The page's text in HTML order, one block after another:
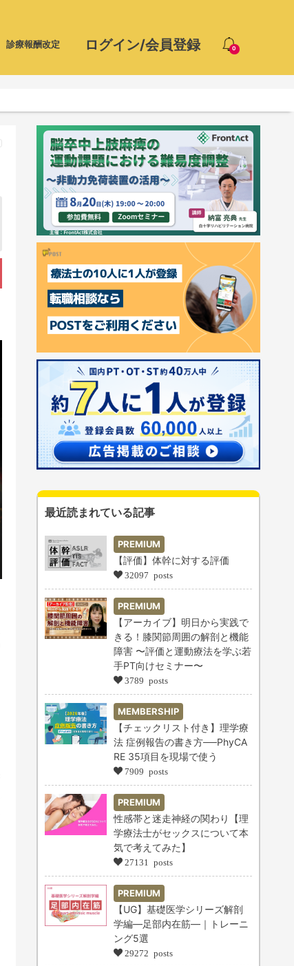
0
ログイン/会員登録
診療報酬改定
最近読まれている記事
PREMIUM
【評価】体幹に対する評価
32097 posts
PREMIUM
【アーカイブ】明日から実践で
きる！膝関節周囲の解剖と機能
障害 〜評価と運動療法を学ぶ若
手PT向けセミナー〜
3789 posts
MEMBERSHIP
【チェックリスト付き】理学療
法 症例報告の書き方──PhyCA
RE 35項目を現場で使う
7909 posts
PREMIUM
性感帯と迷走神経の関わり【理
学療法士がセックスについて本
気で考えてみた】
27131 posts
PREMIUM
【UG】基礎医学シリーズ解剖
学編―足部内在筋―｜トレーニ
ング5選
29272 posts